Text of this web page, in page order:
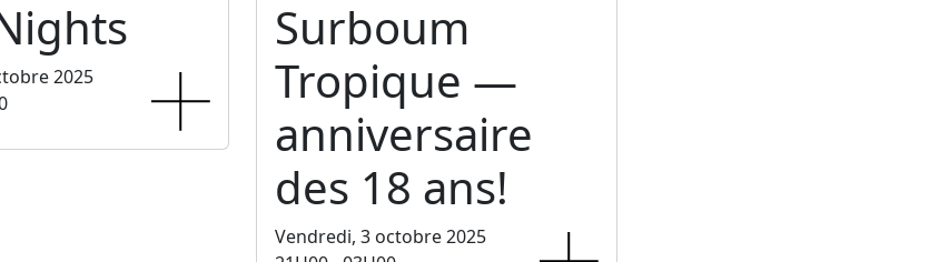
2025
Surboum
Tropique —
anniversaire
des 18 ans!
Vendredi, 3 octobre 2025